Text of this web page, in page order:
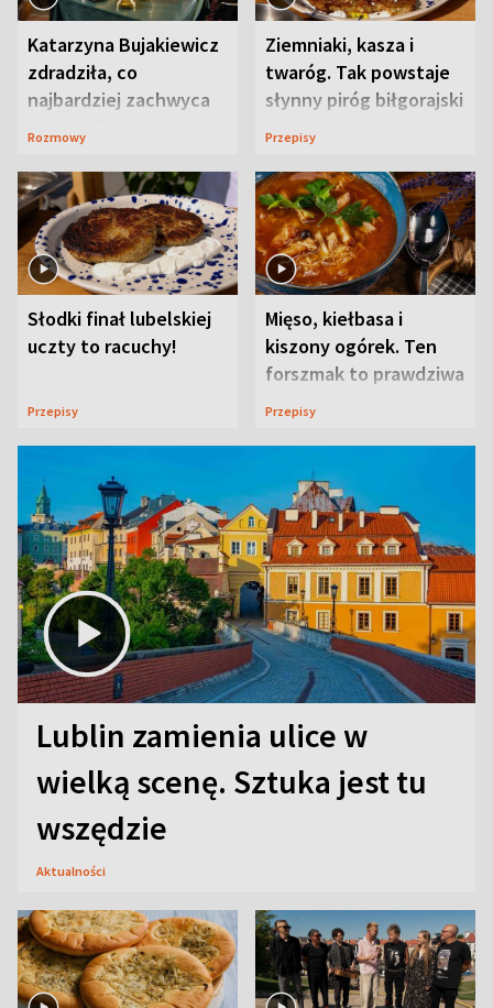
Katarzyna Bujakiewicz
zdradziła, co
najbardziej zachwyca
ją w Lublinie
Rozmowy
Ziemniaki, kasza i
twaróg. Tak powstaje
słynny piróg biłgorajski
Przepisy
Słodki finał lubelskiej
uczty to racuchy!
Przepisy
Mięso, kiełbasa i
kiszony ogórek. Ten
forszmak to prawdziwa
uczta
Przepisy
Lublin zamienia ulice w
wielką scenę. Sztuka jest tu
wszędzie
Aktualności